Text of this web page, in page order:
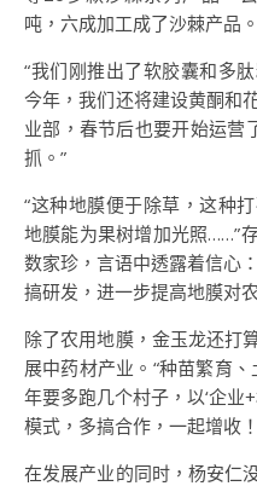
吨，六成加工成了沙棘产品。
“我们刚推出了软胶囊和多
今年，我们还将建设黄酮和
业部，春节后也要开始运营
抓。”
“这种地膜便于除草，这种
地膜能为果树增加光照……”
数家珍，言语中透露着信心
搞研发，进一步提高地膜对
除了农用地膜，金玉龙还打
展中药材产业。“种苗繁育
年要多跑几个村子，以‘企业
模式，多搞合作，一起增收
在发展产业的同时，杨安仁